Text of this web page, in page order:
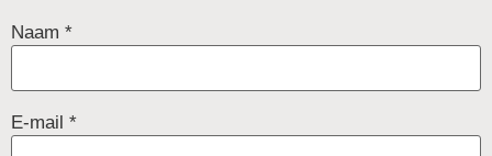
Naam *
E-mail *